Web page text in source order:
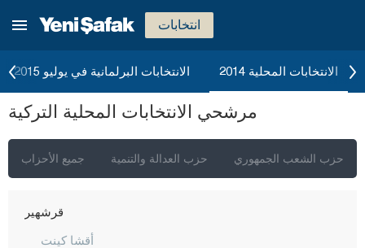
انتخابات
الانتخابات البرلمانية في يوليو 2015 الانتخابات المحلية 2014
مرشحي الانتخابات المحلية التركية
جميع الأحزاب حزب العدالة والتنمية حزب الشعب الجمهوري
كارس
كاستاموني
قيصري
كلّس
قرقلر ايلي
قرشهير
أقشا كينت